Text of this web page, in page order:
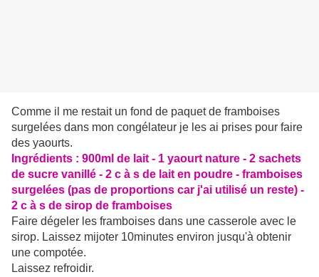
Comme il me restait un fond de paquet de framboises
surgelées dans mon congélateur je les ai prises pour faire
des yaourts.
Ingrédients : 900ml de lait - 1 yaourt nature - 2 sachets
de sucre vanillé - 2 c à s de lait en poudre - framboises
surgelées (pas de proportions car j'ai utilisé un reste) -
2 c à s de sirop de framboises
Faire dégeler les framboises dans une casserole avec le
sirop. Laissez mijoter 10minutes environ jusqu'à obtenir
une compotée.
Laissez refroidir.